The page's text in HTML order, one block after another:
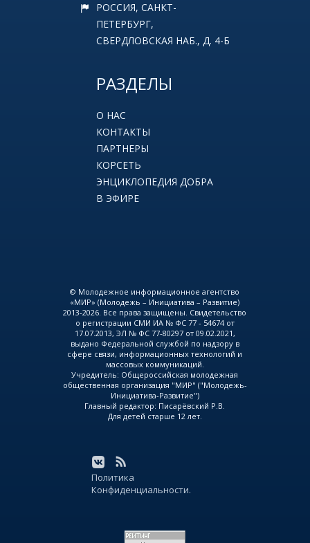
РОССИЯ, САНКТ-
ПЕТЕРБУРГ,
СВЕРДЛОВСКАЯ НАБ., Д. 4-Б
РАЗДЕЛЫ
О НАС
КОНТАКТЫ
ПАРТНЕРЫ
КОРСЕТЬ
ЭНЦИКЛОПЕДИЯ ДОБРА
В ЭФИРЕ
© Молодежное информационное агентство
«МИР» (Молодежь – Инициатива – Развитие)
2013-2026. Все права защищены. Свидетельство
о регистрации СМИ ИА № ФС 77 - 54674 от
17.07.2013, ЭЛ № ФС 77-80297 от 09.02.2021,
выдано Федеральной службой по надзору в
сфере связи, информационных технологий и
массовых коммуникаций.
Учредитель: Общероссийская молодежная
общественная организация "МИР" ("Молодежь-
Инициатива-Развитие")
Главный редактор: Писарёвский Р.В.
Для детей старше 12 лет.
Политика
Конфиденциальности.